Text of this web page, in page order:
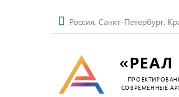
Россия, Санкт-Петербург,
«РЕАЛ
СОВРЕМЕННЫЕ